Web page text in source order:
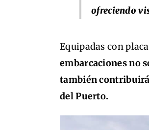
ofreciendo
Equipadas con
embarcaciones no
también
del Puerto.